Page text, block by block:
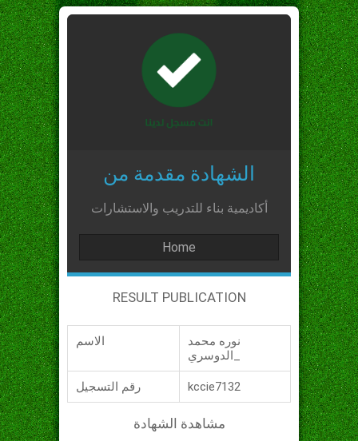
الشهادة مقدمة من
أكاديمية بناء للتدريب والاستشارات
Home
RESULT PUBLICATION
الاسم
نوره محمد
رقم التسجيل kccie7132
مشاهدة الشهادة